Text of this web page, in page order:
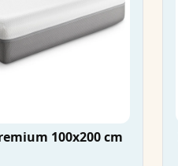
100x200 cm